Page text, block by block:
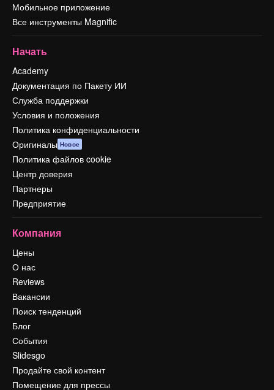
Мобильное приложение
Все инструменты Magnific
Начать
Academy
Документация по Пакету ИИ
Служба поддержки
Условия и положения
Политика конфиденциальности
Оригиналы Новое
Политика файлов cookie
Центр доверия
Партнеры
Предприятие
Компания
Цены
О нас
Reviews
Вакансии
Поиск тенденций
Блог
События
Slidesgo
Продайте свой контент
Помещение для прессы